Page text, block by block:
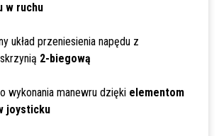
w ruchu
układ przeniesienia napędu z
2-biegową
wykonania manewru dzięki elementom
joysticku